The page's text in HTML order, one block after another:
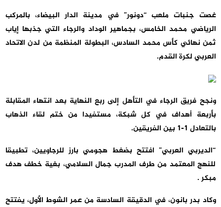
غصت جنبات ملعب “دونور” في مدينة الدار البيضاء، بالمركب
الرياضي محمد الخامس، بجماهير الوداد والرجاء التي جذبها إياب
ثمن نهائي كأس محمد السادس، البطولة المنظمة من لدن الاتحاد
العربي لكرة القدم.
ونجح فريق الرجاء في التأهل إلى ربع النهاية بعد انتهاء المقابلة
بأربعة أهداف في كل شبكة، مستفيدا من ختم لقاء الذهاب
بالتعادل 1-1 بين الفريقين.
“الديربي العربي” افتتح بضغط هجومي بارز للرجاويين، تطبيقا
للنهج المعتمد من طرف المدرب جمال السلامي، بغية خطف هدف
مبكر .
وكاد بدر بانون، في الدقيقة السادسة من عمر الشوط الأول، يفتتح